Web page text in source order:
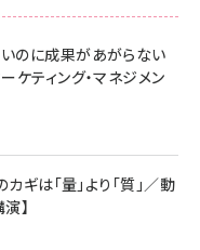
のに成果があがらない
ケティング・マネジメン
は「量」より「質」／動
】